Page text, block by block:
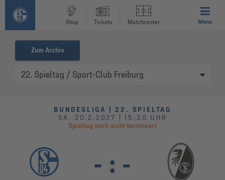
Shop Tickets Matchcenter Menu
Zum Archiv
BUNDESLIGA | 22. SPIELTAG
SA. 20.2.2027 | 15:30 UHR
Spieltag noch nicht terminiert
- : -